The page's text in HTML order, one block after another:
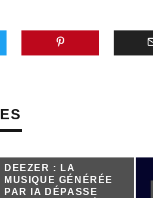
DEEZER : LA
MUSIQUE GÉNÉRÉE
PAR IA DÉPASSE